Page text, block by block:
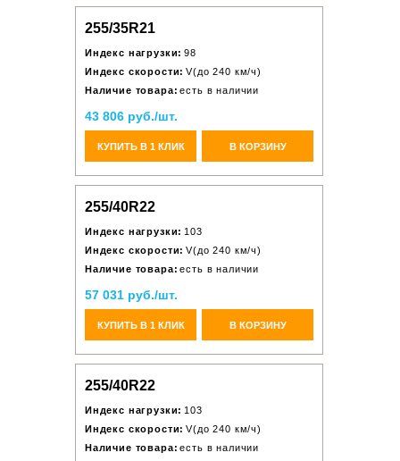
255/35R21
Индекс нагрузки: 98
Индекс скорости: V(до 240 км/ч)
Наличие товара: есть в наличии
43 806 руб./шт.
КУПИТЬ В 1 КЛИК В КОРЗИНУ
255/40R22
Индекс нагрузки: 103
Индекс скорости: V(до 240 км/ч)
Наличие товара: есть в наличии
57 031 руб./шт.
КУПИТЬ В 1 КЛИК В КОРЗИНУ
255/40R22
Индекс нагрузки: 103
Индекс скорости: V(до 240 км/ч)
Наличие товара: есть в наличии